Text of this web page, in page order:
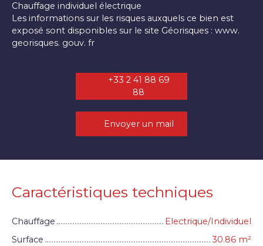
Chauffage individuel électrique
Les informations sur les risques auxquels ce bien est
exposé sont disponibles sur le site Géorisques : www.
georisques. gouv. fr
+33 2 41 88 69
88
Envoyer un mail
Caractéristiques techniques
Chauffage
Electrique/Individuel
Surface
30.86 m²